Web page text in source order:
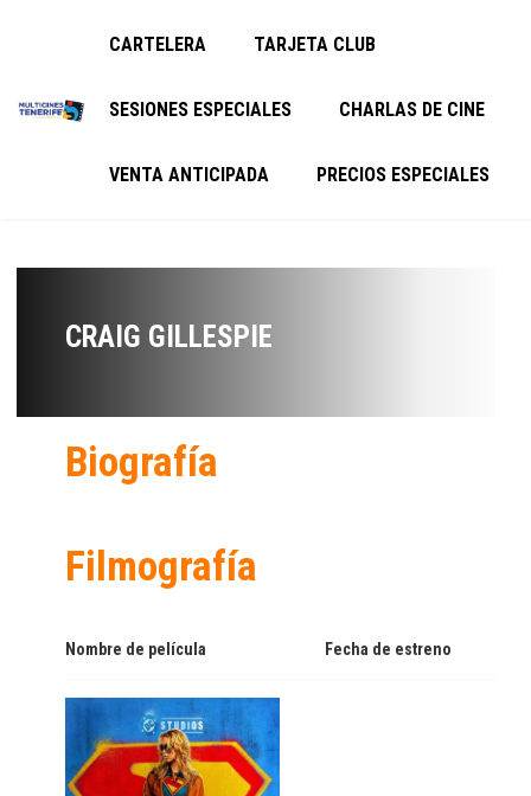
CARTELERA TARJETA CLUB
SESIONES ESPECIALES CHARLAS DE CINE
VENTA ANTICIPADA PRECIOS ESPECIALES
CRAIG GILLESPIE
Biografía
Filmografía
Nombre de película Fecha de estreno